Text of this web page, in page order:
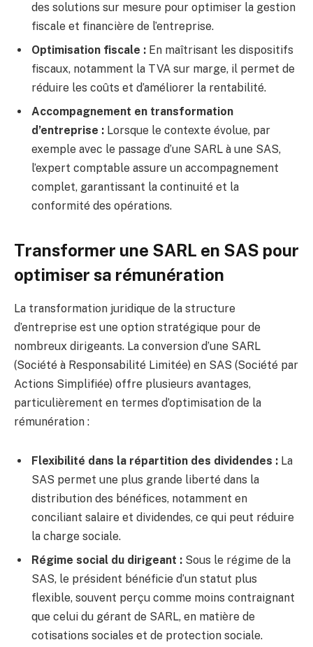
des solutions sur mesure pour optimiser la gestion
fiscale et financière de l’entreprise.
Optimisation fiscale : En maîtrisant les dispositifs
fiscaux, notamment la TVA sur marge, il permet de
réduire les coûts et d’améliorer la rentabilité.
Accompagnement en transformation
d’entreprise : Lorsque le contexte évolue, par
exemple avec le passage d’une SARL à une SAS,
l’expert comptable assure un accompagnement
complet, garantissant la continuité et la
conformité des opérations.
Transformer une SARL en SAS pour
optimiser sa rémunération
La transformation juridique de la structure
d’entreprise est une option stratégique pour de
nombreux dirigeants. La conversion d’une SARL
(Société à Responsabilité Limitée) en SAS (Société par
Actions Simplifiée) offre plusieurs avantages,
particulièrement en termes d’optimisation de la
rémunération :
Flexibilité dans la répartition des dividendes : La
SAS permet une plus grande liberté dans la
distribution des bénéfices, notamment en
conciliant salaire et dividendes, ce qui peut réduire
la charge sociale.
Régime social du dirigeant : Sous le régime de la
SAS, le président bénéficie d’un statut plus
flexible, souvent perçu comme moins contraignant
que celui du gérant de SARL, en matière de
cotisations sociales et de protection sociale.